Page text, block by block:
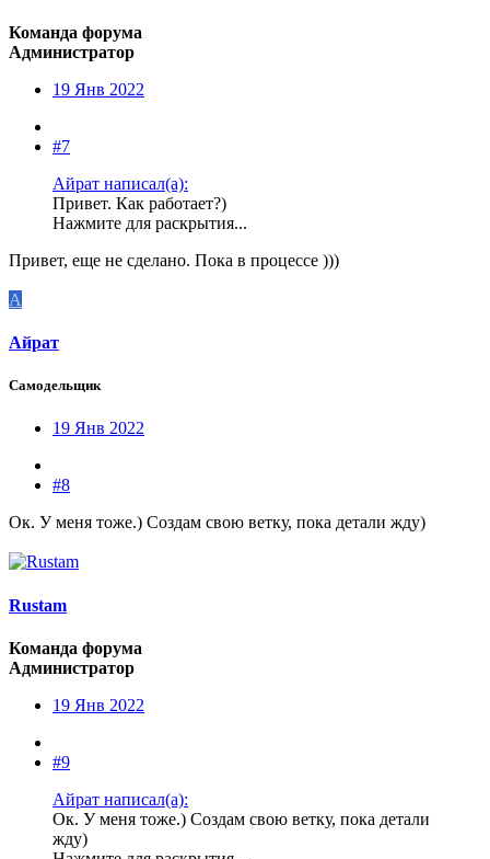
Команда форума
Администратор
19 Янв 2022
#7
Айрат написал(а):
Привет. Как работает?)
Нажмите для раскрытия...
Привет, еще не сделано. Пока в процессе )))
А
Айрат
Самодельщик
19 Янв 2022
#8
Ок. У меня тоже.) Создам свою ветку, пока детали жду)
Rustam
Команда форума
Администратор
19 Янв 2022
#9
Айрат написал(а):
Ок. У меня тоже.) Создам свою ветку, пока детали
жду)